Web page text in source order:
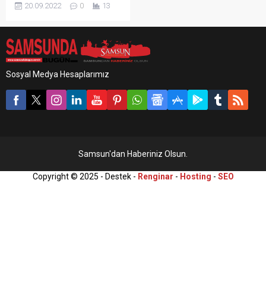
hakkında gözaltı kararı
Edinilen bilgiye göre,
Samsun Emniyet Müdürlüğü
Kaçakçılık ve Organize
Şube Müdürlüğü ekipleri,
Bafra Cumhuriyet
20.09.2022 0 13
Sosyal Medya Hesaplarımız
Samsun'dan Haberiniz Olsun.
Copyright © 2025 - Destek - Renginar - Hosting - SEO